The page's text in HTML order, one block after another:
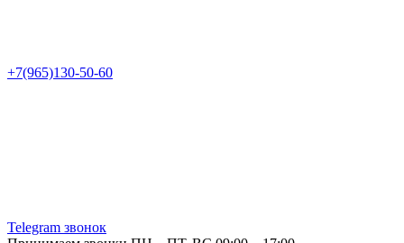
+7(965)130-50-60
Telegram звонок